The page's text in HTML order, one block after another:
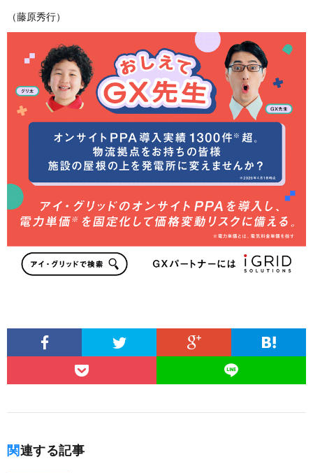
（藤原秀行）
関連する記事